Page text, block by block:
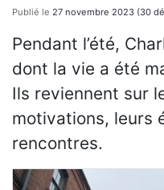
Publié le 27 novembre 2023 (30
Pendant l’été,
dont la vie a été
Ils reviennent sur
motivations, leurs
rencontres.